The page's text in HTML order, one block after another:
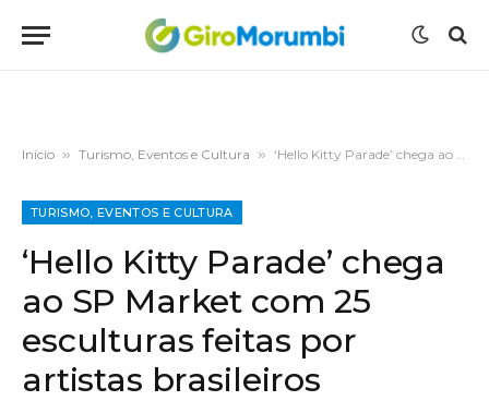
Início » Turismo, Eventos e Cultura » ‘Hello Kitty Parade’ chega ao SP Market com 25 esculturas feitas por artistas brasileiros
TURISMO, EVENTOS E CULTURA
‘Hello Kitty Parade’ chega
ao SP Market com 25
esculturas feitas por
artistas brasileiros